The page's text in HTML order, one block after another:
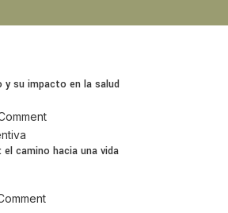
y su impacto en la salud
el camino hacia una vida